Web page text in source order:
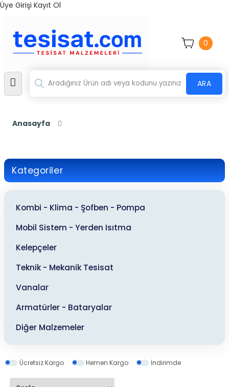
Üye Girişi Kayıt Ol
ARA
0
Anasayfa
Kategoriler
Kombi - Klima - Şofben - Pompa
Mobil Sistem - Yerden Isıtma
Kelepçeler
Teknik - Mekanik Tesisat
Vanalar
Armatürler - Bataryalar
Diğer Malzemeler
Ücretsiz Kargo Hemen Kargo İndirimde